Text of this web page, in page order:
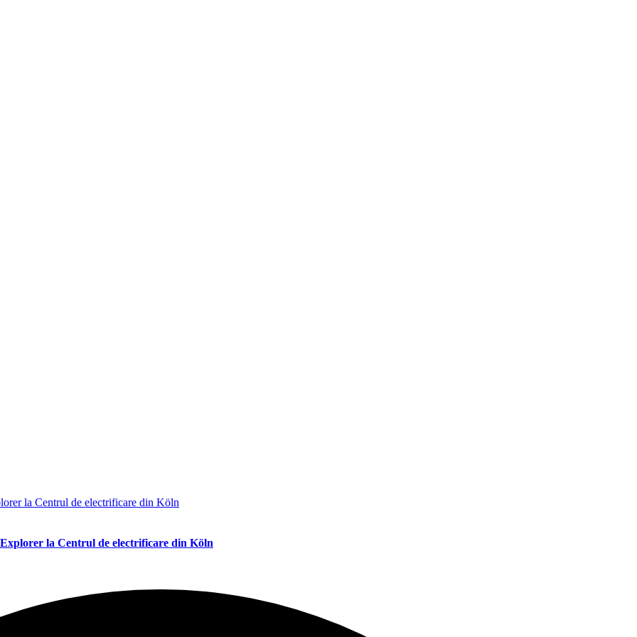
la Centrul de electrificare din Köln